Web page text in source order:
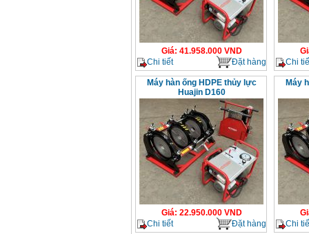
Giá: 41.958.000 VND
Chi tiết
Đặt hàng
Chi
Máy hàn ống HDPE thủy lực
Huajin D160
Giá: 22.950.000 VND
Chi tiết
Đặt hàng
Máy
Chi